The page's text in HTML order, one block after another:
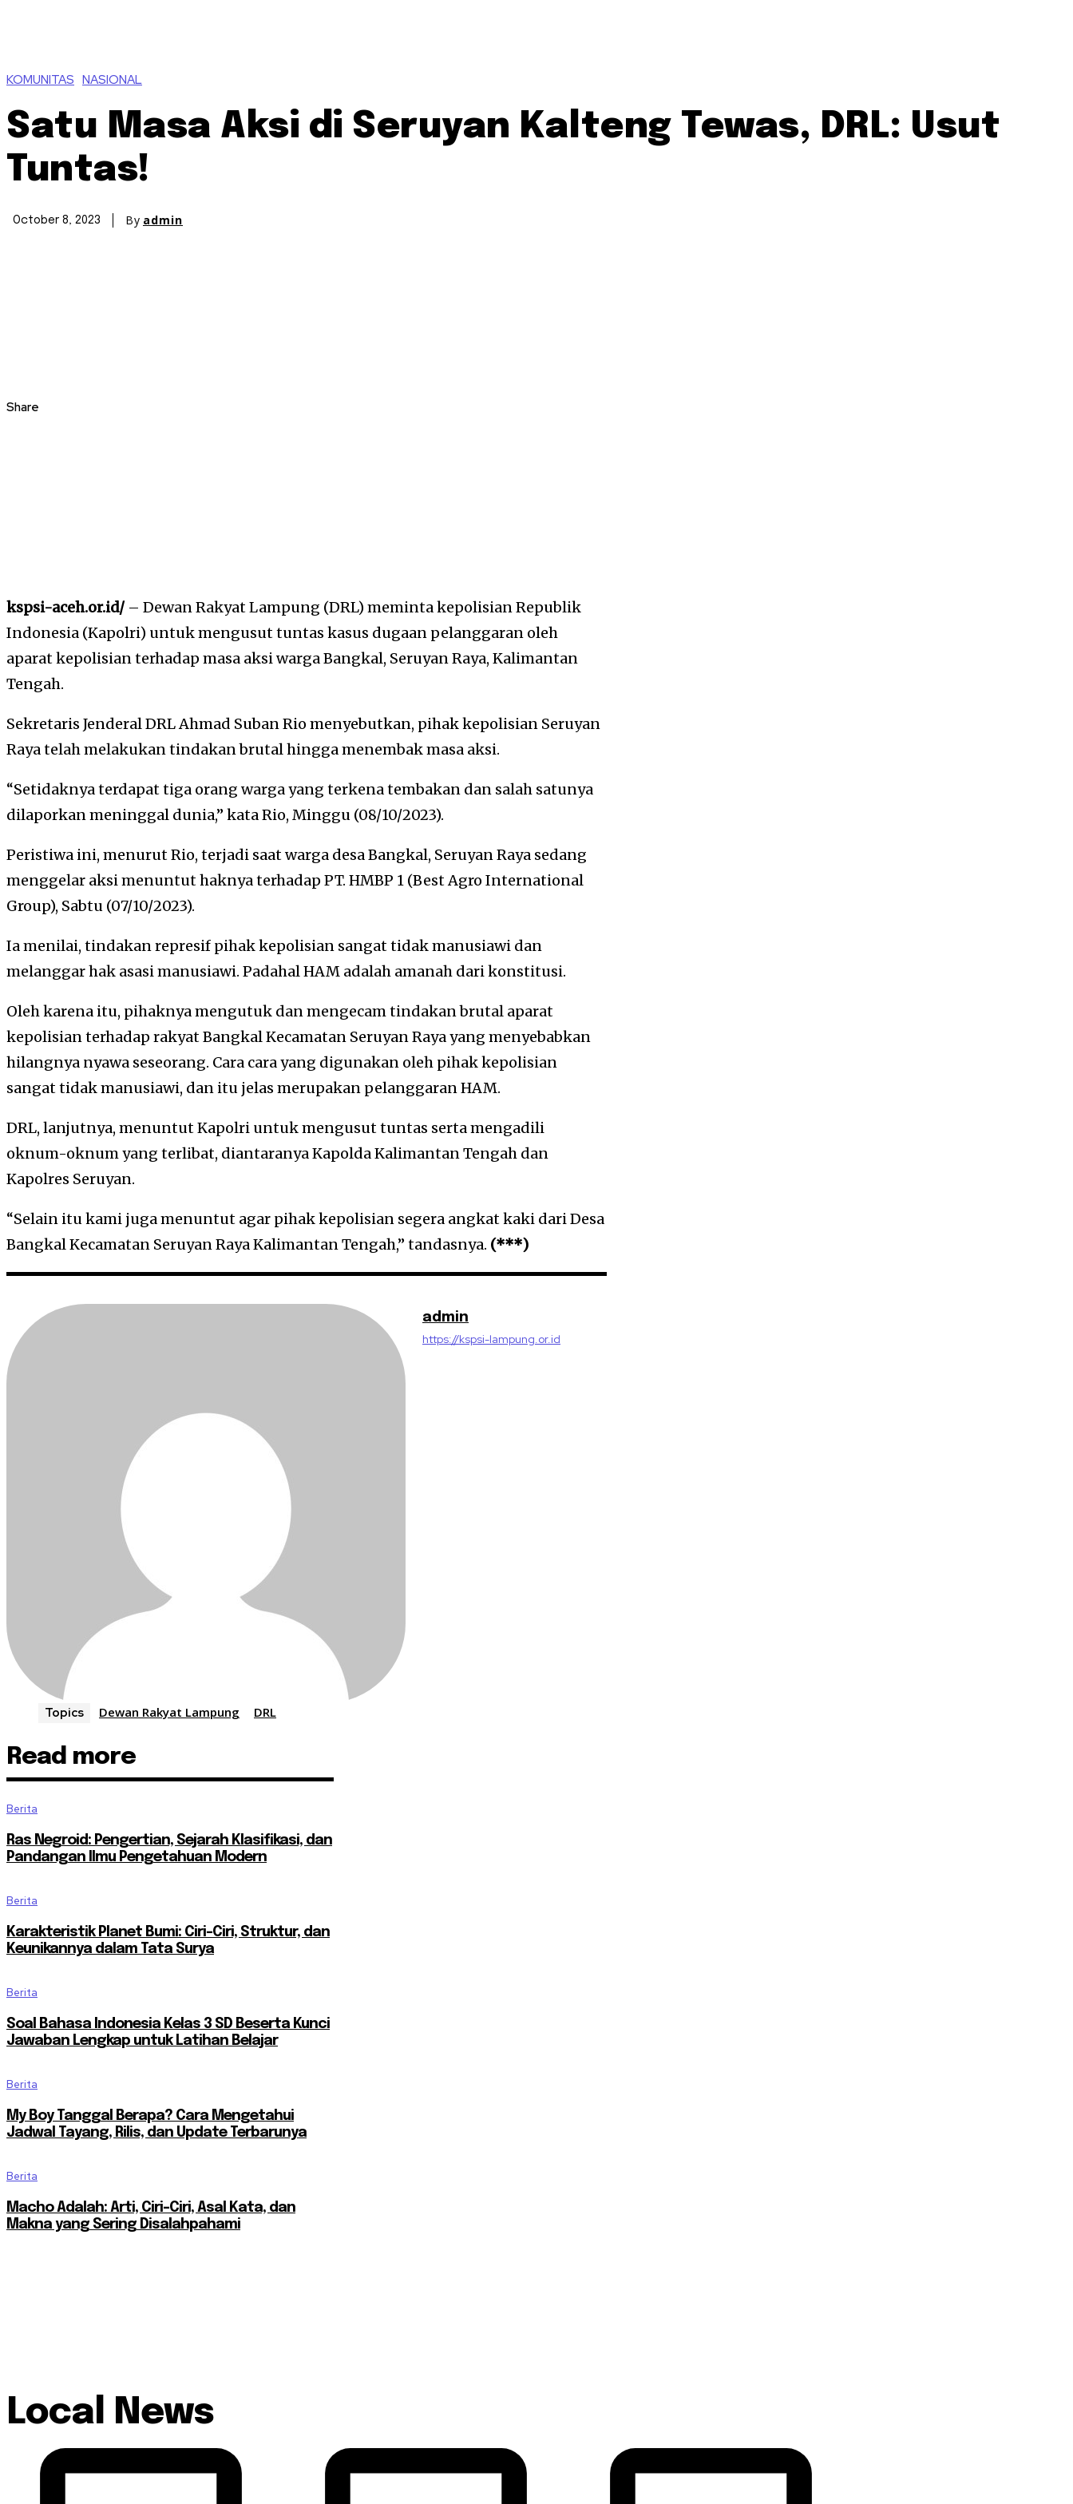
KOMUNITAS NASIONAL
Satu Masa Aksi di Seruyan Kalteng Tewas, DRL: Usut
Tuntas!
October 8, 2023 By admin
Share
kspsi-aceh.or.id/– Dewan Rakyat Lampung (DRL) meminta kepolisian Republik
Indonesia (Kapolri) untuk mengusut tuntas kasus dugaan pelanggaran oleh
aparat kepolisian terhadap masa aksi warga Bangkal, Seruyan Raya, Kalimantan
Tengah.
Sekretaris Jenderal DRL Ahmad Suban Rio menyebutkan, pihak kepolisian Seruyan
Raya telah melakukan tindakan brutal hingga menembak masa aksi.
“Setidaknya terdapat tiga orang warga yang terkena tembakan dan salah satunya
dilaporkan meninggal dunia,” kata Rio, Minggu (08/10/2023).
Peristiwa ini, menurut Rio, terjadi saat warga desa Bangkal, Seruyan Raya sedang
menggelar aksi menuntut haknya terhadap PT. HMBP 1 (Best Agro International
Group), Sabtu (07/10/2023).
Ia menilai, tindakan represif pihak kepolisian sangat tidak manusiawi dan
melanggar hak asasi manusiawi. Padahal HAM adalah amanah dari konstitusi.
Oleh karena itu, pihaknya mengutuk dan mengecam tindakan brutal aparat
kepolisian terhadap rakyat Bangkal Kecamatan Seruyan Raya yang menyebabkan
hilangnya nyawa seseorang. Cara cara yang digunakan oleh pihak kepolisian
sangat tidak manusiawi, dan itu jelas merupakan pelanggaran HAM.
DRL, lanjutnya, menuntut Kapolri untuk mengusut tuntas serta mengadili
oknum-oknum yang terlibat, diantaranya Kapolda Kalimantan Tengah dan
Kapolres Seruyan.
“Selain itu kami juga menuntut agar pihak kepolisian segera angkat kaki dari Desa
Bangkal Kecamatan Seruyan Raya Kalimantan Tengah,” tandasnya. (***)
admin
https://kspsi-lampung.or.id
Topics Dewan Rakyat Lampung DRL
Read more
Berita
Ras Negroid: Pengertian, Sejarah Klasifikasi, dan
Pandangan Ilmu Pengetahuan Modern
Berita
Karakteristik Planet Bumi: Ciri-Ciri, Struktur, dan
Keunikannya dalam Tata Surya
Berita
Soal Bahasa Indonesia Kelas 3 SD Beserta Kunci
Jawaban Lengkap untuk Latihan Belajar
Berita
My Boy Tanggal Berapa? Cara Mengetahui
Jadwal Tayang, Rilis, dan Update Terbarunya
Berita
Macho Adalah: Arti, Ciri-Ciri, Asal Kata, dan
Makna yang Sering Disalahpahami
Local News